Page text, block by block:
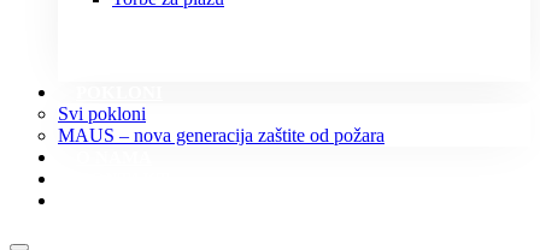
Svi pokloni
MAUS – nova generacija zaštite od požara